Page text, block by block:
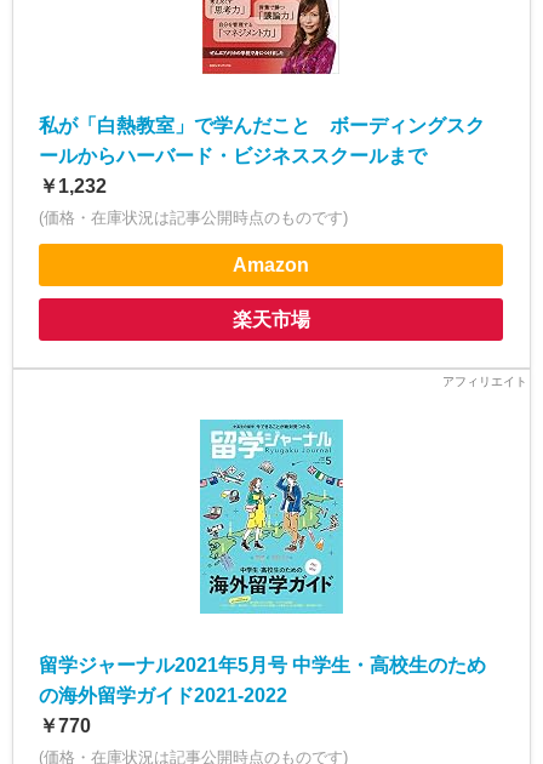
私が「白熱教室」で学んだこと ボーディングスク
ールからハーバード・ビジネススクールまで
￥1,232
(価格・在庫状況は記事公開時点のものです)
Amazon
楽天市場
留学ジャーナル2021年5月号 中学生・高校生のため
の海外留学ガイド2021-2022
￥770
(価格・在庫状況は記事公開時点のものです)